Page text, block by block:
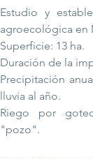
Estudio y
agroecológica en
Superficie: 13 ha.
Duración de la
Precipitación
lluvia al año.
Riego por
"pozo".